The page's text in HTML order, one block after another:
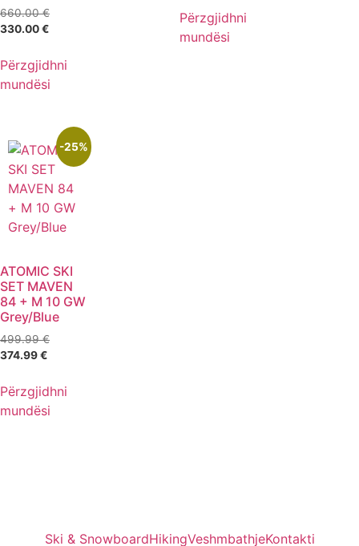
660.00€
330.00€
Përzgjidhni
mundësi
Përzgjidhni
mundësi
-25%
ATOMIC SKI
SET MAVEN
84 + M 10 GW
Grey/Blue
499.99€
374.99€
Përzgjidhni
mundësi
Ski & SnowboardHikingVeshmbathjeKontakti